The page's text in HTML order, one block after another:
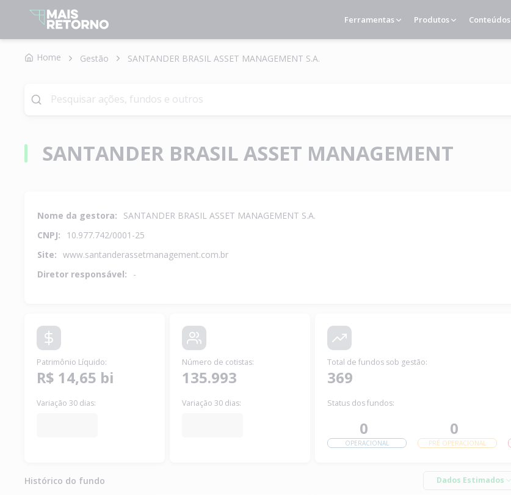
Ferramentas Produtos Conteúdos
Home Gestão SANTANDER BRASIL ASSET MANAGEMENT S.A.
SANTANDER BRASIL ASSET MANAGEMENT
Nome da gestora:
SANTANDER BRASIL ASSET MANAGEMENT S.A.
CNPJ:
10.977.742/0001-25
Site: www.santanderassetmanagement.com.br
Diretor responsável:
-
Patrimônio Líquido:
R$ 14,65 bi
Variação 30 dias:
Número de cotistas:
135.993
Variação 30 dias:
Total de fundos sob gestão:
369
Status dos fundos:
0
OPERACIONAL
0
PRÉ OPERACIONAL
Histórico do fundo Dados Estimados